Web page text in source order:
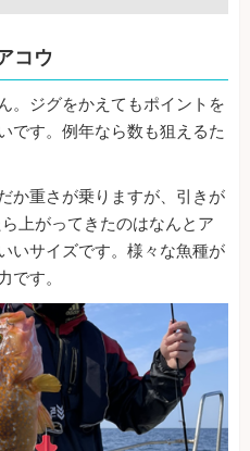
コウ
。ジグをかえてもポイントを
です。例年なら数も狙えるた
か重さが乗りますが、引きが
上がってきたのはなんとア
いサイズです。様々な魚種が
です。